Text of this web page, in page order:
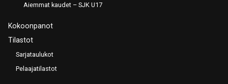
Aiemmat kaudet – SJK U17
Kokoonpanot
Tilastot
Sarjataulukot
Pelaajatilastot